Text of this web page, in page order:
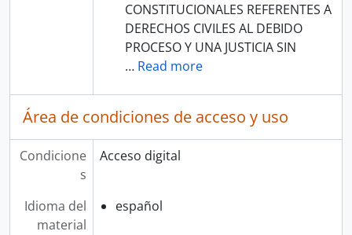
CONSTITUCIONALES REFERENTES A
DERECHOS CIVILES AL DEBIDO
PROCESO Y UNA JUSTICIA SIN
… Read more
Área de condiciones de acceso y uso
Condicione
s
Acceso digital
Idioma del
material
español